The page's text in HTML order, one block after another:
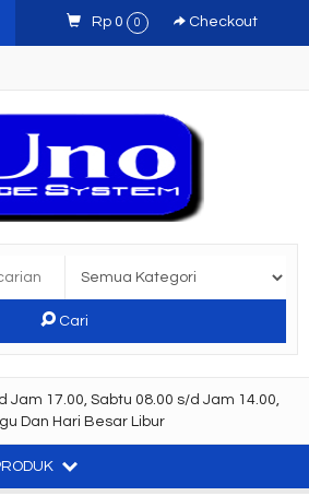
Rp 0 0 Checkout
Cari
Jam 17.00, Sabtu 08.00 s/d Jam 14.00,
Dan Hari Besar Libur